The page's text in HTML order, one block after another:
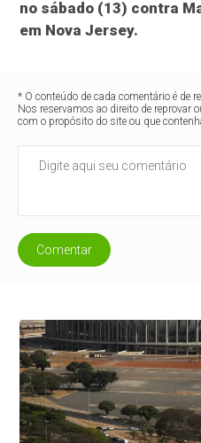
no sábado (13) contra
em Nova Jersey.
* O conteúdo de cada comentário é de
Nos reservamos ao direito de reprovar
com o propósito do site ou que
Comentar